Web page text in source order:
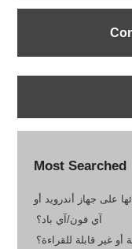
Most Searched
على جهاز أندرويد أو
آي فون/آي باد؟
غير قابلة للقراءة؟